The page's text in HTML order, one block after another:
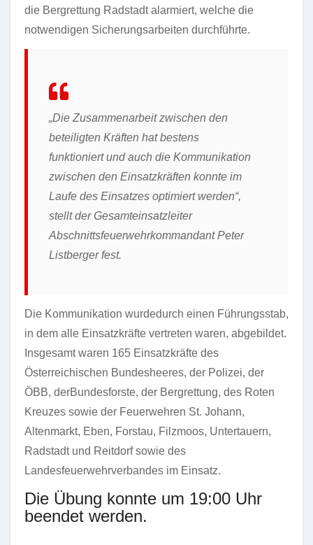
die Bergrettung Radstadt alarmiert, welche die
notwendigen Sicherungsarbeiten durchführte.
„Die Zusammenarbeit zwischen den
beteiligten Kräften hat bestens
funktioniert und auch die Kommunikation
zwischen den Einsatzkräften konnte im
Laufe des Einsatzes optimiert werden“,
stellt der Gesamteinsatzleiter
Abschnittsfeuerwehrkommandant Peter
Listberger fest.
Die Kommunikation wurdedurch einen Führungsstab,
in dem alle Einsatzkräfte vertreten waren, abgebildet.
Insgesamt waren 165 Einsatzkräfte des
Österreichischen Bundesheeres, der Polizei, der
ÖBB, derBundesforste, der Bergrettung, des Roten
Kreuzes sowie der Feuerwehren St. Johann,
Altenmarkt, Eben, Forstau, Filzmoos, Untertauern,
Radstadt und Reitdorf sowie des
Landesfeuerwehrverbandes im Einsatz.
Die Übung konnte um 19:00 Uhr
beendet werden.